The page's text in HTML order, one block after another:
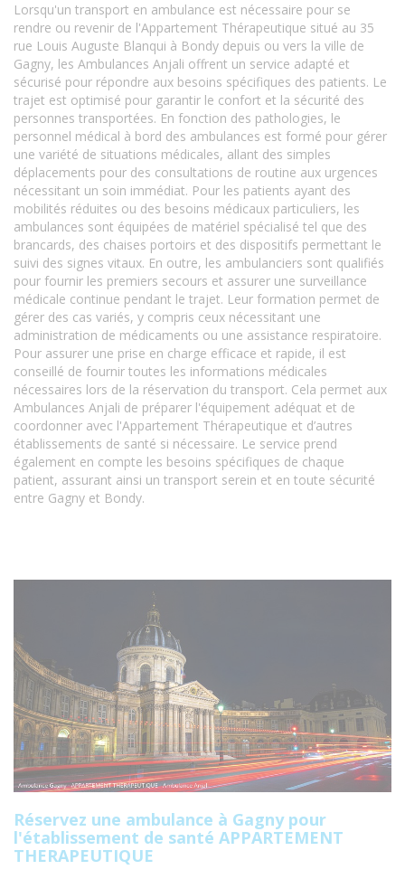
Lorsqu'un transport en ambulance est nécessaire pour se
rendre ou revenir de l'Appartement Thérapeutique situé au 35
rue Louis Auguste Blanqui à Bondy depuis ou vers la ville de
Gagny, les Ambulances Anjali offrent un service adapté et
sécurisé pour répondre aux besoins spécifiques des patients. Le
trajet est optimisé pour garantir le confort et la sécurité des
personnes transportées. En fonction des pathologies, le
personnel médical à bord des ambulances est formé pour gérer
une variété de situations médicales, allant des simples
déplacements pour des consultations de routine aux urgences
nécessitant un soin immédiat. Pour les patients ayant des
mobilités réduites ou des besoins médicaux particuliers, les
ambulances sont équipées de matériel spécialisé tel que des
brancards, des chaises portoirs et des dispositifs permettant le
suivi des signes vitaux. En outre, les ambulanciers sont qualifiés
pour fournir les premiers secours et assurer une surveillance
médicale continue pendant le trajet. Leur formation permet de
gérer des cas variés, y compris ceux nécessitant une
administration de médicaments ou une assistance respiratoire.
Pour assurer une prise en charge efficace et rapide, il est
conseillé de fournir toutes les informations médicales
nécessaires lors de la réservation du transport. Cela permet aux
Ambulances Anjali de préparer l'équipement adéquat et de
coordonner avec l'Appartement Thérapeutique et d’autres
établissements de santé si nécessaire. Le service prend
également en compte les besoins spécifiques de chaque
patient, assurant ainsi un transport serein et en toute sécurité
entre Gagny et Bondy.
Réservez une ambulance à Gagny pour
l'établissement de santé APPARTEMENT
THERAPEUTIQUE